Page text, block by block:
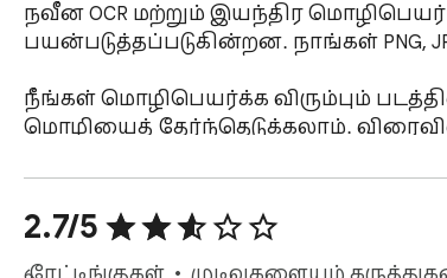
நவீன OCR மற்றும் இயந்திர
பயன்படுத்தப்படுகின்றன. நாங்கள் PNG,
நீங்கள் மொழிபெயர்க்க விரும்பும்
மொழியைத் தேர்ந்தெடுக்கலாம்.
இலக்குப் படத்தைத் தேர்ந்தெடுத்த
செய்யப்படும்.
2.7/5